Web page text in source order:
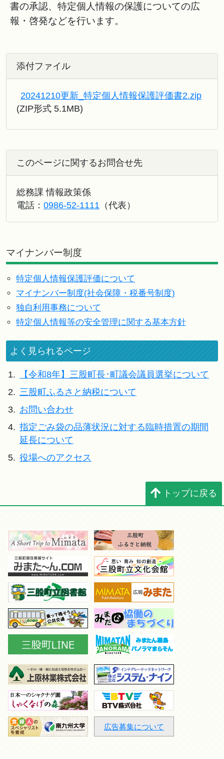
書の承認、特定個人情報の保護についての広
報・啓発などを行います。
添付ファイル
20241210更新_特定個人情報保護評価書2.zip
(ZIP形式 5.1MB)
このページに関するお問合せ先
総務課 情報政策係
電話： 0986-52-1111 （代表）
マイナンバー制度
特定個人情報保護評価について
マイナンバー制度(社会保障・税番号制度)
独自利用事務について
特定個人情報等の安全管理に関する基本方針
よく見られるページ
1.
【令和8年】三股町長･町議会議員選挙について
2. 三股町ふるさと納税について
3. お問い合わせ
4. 指定ごみ袋の品薄状況に対する臨時措置の期間
延長について
5. 役場へのアクセス
トップに戻る
広告募集について